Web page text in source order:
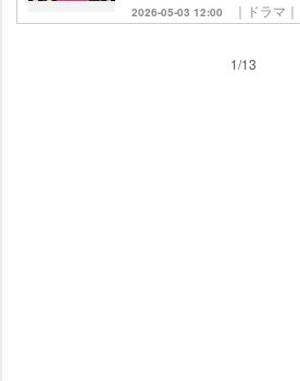
2026-05-03 12:00 ｜ドラマ｜
1/13